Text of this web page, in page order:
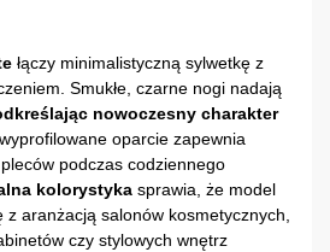
łączy minimalistyczną sylwetkę z
Smukłe, czarne nogi nadają
nowoczesny charakter
oparcie zapewnia
podczas codziennego
kolorystyka sprawia, że model
aranżacją salonów kosmetycznych,
czy stylowych wnętrz